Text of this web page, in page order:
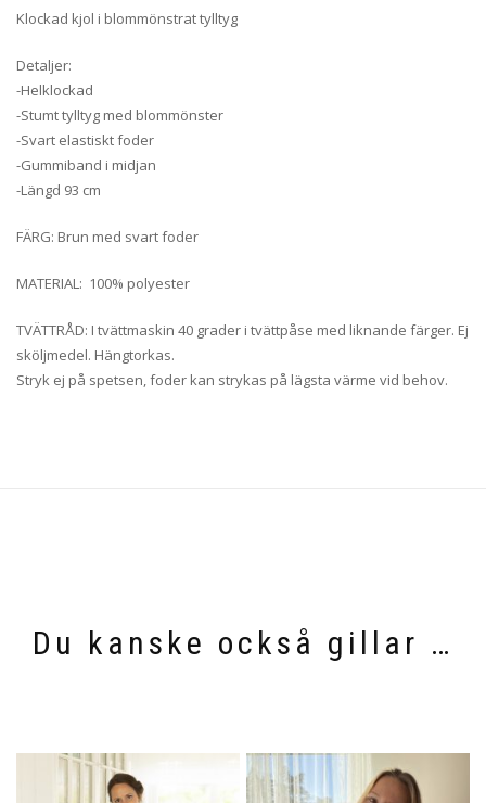
Klockad kjol i blommönstrat tylltyg
Detaljer:
-Helklockad
-Stumt tylltyg med blommönster
-Svart elastiskt foder
-Gummiband i midjan
-Längd 93 cm
FÄRG: Brun med svart foder
MATERIAL: 100% polyester
TVÄTTRÅD: I tvättmaskin 40 grader i tvättpåse med liknande färger. Ej
sköljmedel. Hängtorkas.
Stryk ej på spetsen, foder kan strykas på lägsta värme vid behov.
Du kanske också gillar …